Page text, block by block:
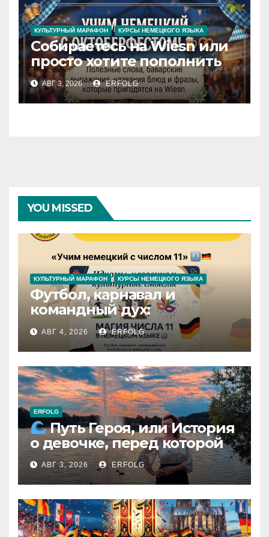
КУЛЬТУРНЫЙ МАРАФОН КУРСЫ НЕМЕЦКОГО ЯЗЫКА
Собираетесь на Wiesn или
просто хотите пополнить
словарный запас яркими
немецкими фразами? Учим
немецкий с
АВГ 3, 2026 ERFOLG
YOU MISSED
КУЛЬТУРНЫЙ МАРАФОН КУРСЫ НЕМЕЦКОГО ЯЗЫКА
Футбол, карнавал и
командный дух:
раскрываем секреты числа
11 в немецком языке!
АВГ 4, 2026 ERFOLG
ERFOLG
Путь Героя, или История
о девочке, перед которой
расступился океан
(И почему это про каждую
из нас)
АВГ 3, 2026 ERFOLG